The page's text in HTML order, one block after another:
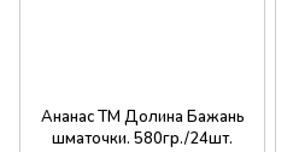
Ананас ТМ Долина Бажань
шматочки. 580гр./24шт.